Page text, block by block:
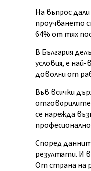
На въпрос
проучването
64% от тях
В България
условия, е
доволни от
Във всички
се нарежда
Според
резултати. И
От страна на